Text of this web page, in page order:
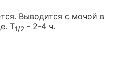
Выводится с мочой в
T1/2 - 2-4 ч.